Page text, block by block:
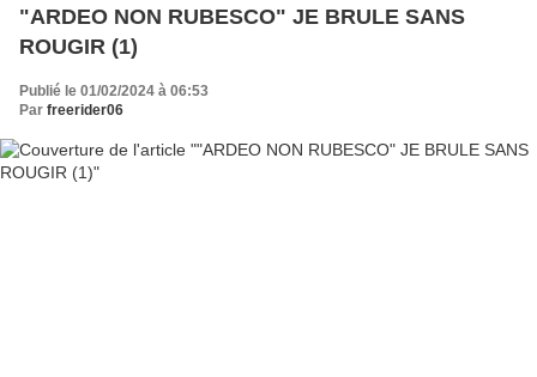
"ARDEO NON RUBESCO" JE BRULE SANS
ROUGIR (1)
Publié le 01/02/2024 à 06:53
Par freerider06